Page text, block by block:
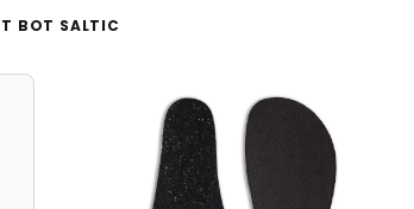
BOT SALTIC